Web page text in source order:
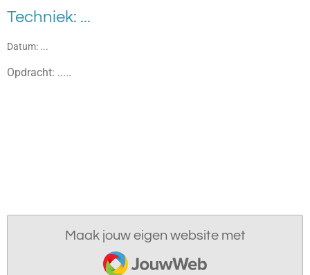
Techniek: ...
Datum: ...
Opdracht: .....
Maak jouw eigen website met
JouwWeb